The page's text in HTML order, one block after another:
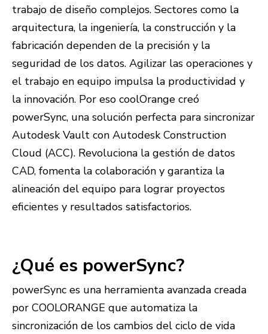
trabajo de diseño complejos. Sectores como la
arquitectura, la ingeniería, la construcción y la
fabricación dependen de la precisión y la
seguridad de los datos. Agilizar las operaciones y
el trabajo en equipo impulsa la productividad y
la innovación. Por eso coolOrange creó
powerSync, una solución perfecta para sincronizar
Autodesk Vault con Autodesk Construction
Cloud (ACC). Revoluciona la gestión de datos
CAD, fomenta la colaboración y garantiza la
alineación del equipo para lograr proyectos
eficientes y resultados satisfactorios.
¿Qué es powerSync?
powerSync es una herramienta avanzada creada
por COOLORANGE que automatiza la
sincronización de los cambios del ciclo de vida